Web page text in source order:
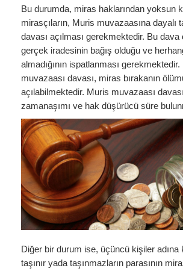
Fazla Mesai Hesaplama
İşsizlik Maaşı Hesaplama
KVKK
KVKK Politikamız
Çerez ve Gizlilik Politikası
Saklama ve İmha Politikası
Aydınlatma Metni
KVKK Başvuru Formu
Bakırköy KVKK Avukatı
VİDEO
YASAL UYARI
Bu durumda, miras haklarından yoksun
mirasçıların, Muris muvazaasına dayalı
davası açılması gerekmektedir. Bu
gerçek iradesinin bağış olduğu ve
almadığının ispatlanması
muvazaası davası, miras bırakanın
açılabilmektedir. Muris muvazaası
zamanaşımı ve hak düşürücü süre
Diğer bir durum ise, üçüncü kişiler adına
taşınır yada taşınmazların parasının